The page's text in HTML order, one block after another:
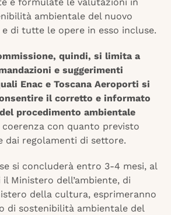
e formulate le valutazioni in
ambientale del nuovo
di tutte le opere in esso incluse.
quindi, si limita a
e suggerimenti
Enac e Toscana Aeroporti si
il corretto e informato
procedimento ambientale
coerenza con quanto previsto
dai regolamenti di settore.
si concluderà entro 3-4 mesi, al
Ministero dell’ambiente, di
della cultura, esprimeranno
di sostenibilità ambientale del